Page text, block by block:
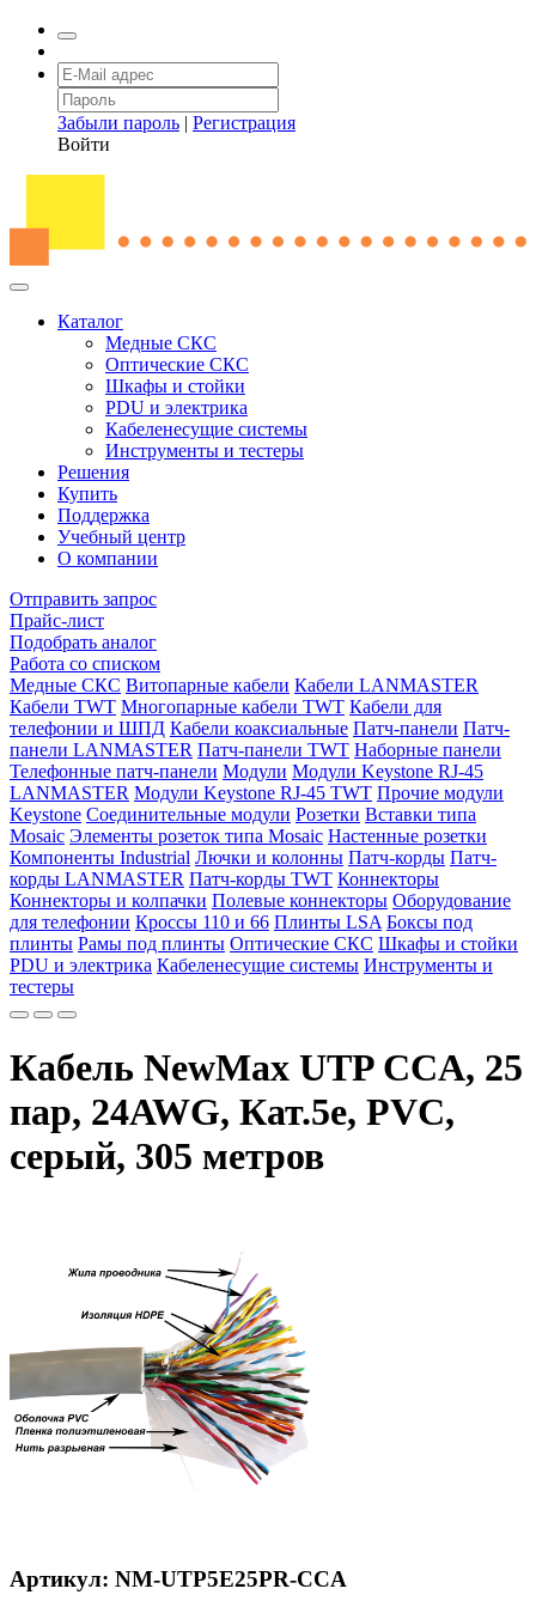
Забыли пароль | Регистрация
Войти
Каталог
Медные СКС
Оптические СКС
Шкафы и стойки
PDU и электрика
Кабеленесущие системы
Инструменты и тестеры
Решения
Купить
Поддержка
Учебный центр
О компании
Отправить запрос
Прайс-лист
Подобрать аналог
Работа со списком
Медные СКС Витопарные кабели Кабели LANMASTER
Кабели TWT Многопарные кабели TWT Кабели для
телефонии и ШПД Кабели коаксиальные Патч-панели Патч-
панели LANMASTER Патч-панели TWT Наборные панели
Телефонные патч-панели Модули Модули Keystone RJ-45
LANMASTER Модули Keystone RJ-45 TWT Прочие модули
Keystone Соединительные модули Розетки Вставки типа
Mosaic Элементы розеток типа Mosaic Настенные розетки
Компоненты Industrial Лючки и колонны Патч-корды Патч-
корды LANMASTER Патч-корды TWT Коннекторы
Коннекторы и колпачки Полевые коннекторы Оборудование
для телефонии Кроссы 110 и 66 Плинты LSA Боксы под
плинты Рамы под плинты Оптические СКС Шкафы и стойки
PDU и электрика Кабеленесущие системы Инструменты и
тестеры
Кабель NewMax UTP CCA, 25
пар, 24AWG, Кат.5e, PVC,
серый, 305 метров
Артикул: NM-UTP5E25PR-CCA